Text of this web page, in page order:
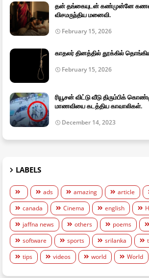
தன் தங்கையுடன் கண்முன்னே
விசமருந்திய மனைவி.
February 15, 2026
காதலர் தினத்தில் தூக்கில்
February 15, 2026
ரியூசன் விட்டு வீடு திரும்பிக்
மாணவியை கடத்திய காவாலிகள்.
December 14, 2023
LABELS
ads amazing article
canada
Cinema english
jaffna news
others poems
software
sports srilanka
tips
videos world World